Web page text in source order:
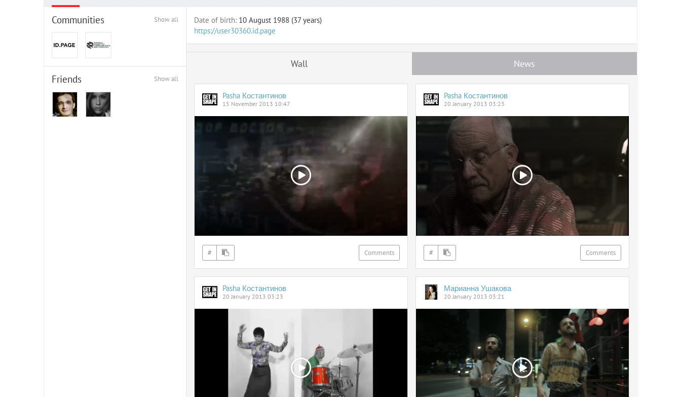
Show all
Communities
Show all
Friends
Date of birth: 10 August 1988 (37 years)
https://user30360.id.page
Wall News
Pasha Костантинов
15 November 2013 10:47
# Comments
Pasha Костантинов
20 January 2013 03:23
# Comments
Pasha Костантинов
20 January 2013 03:23
Марианна Ушакова
20 January 2013 03:21